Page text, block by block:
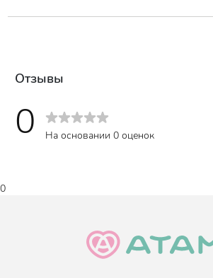
шевелюры. Особенно важен этот совет для
Состав:
Отзывы
0 На основании 0 оценок
0